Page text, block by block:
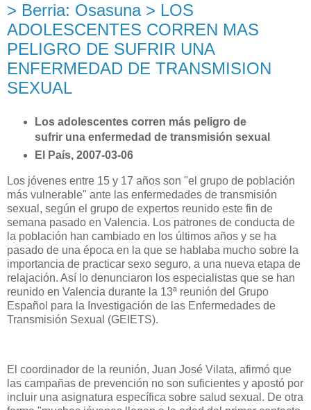
> Berria: Osasuna > LOS
ADOLESCENTES CORREN MAS
PELIGRO DE SUFRIR UNA
ENFERMEDAD DE TRANSMISION
SEXUAL
Los adolescentes corren más peligro de
sufrir una enfermedad de transmisión sexual
El País, 2007-03-06
Los jóvenes entre 15 y 17 años son "el grupo de población
más vulnerable" ante las enfermedades de transmisión
sexual, según el grupo de expertos reunido este fin de
semana pasado en Valencia. Los patrones de conducta de
la población han cambiado en los últimos años y se ha
pasado de una época en la que se hablaba mucho sobre la
importancia de practicar sexo seguro, a una nueva etapa de
relajación. Así lo denunciaron los especialistas que se han
reunido en Valencia durante la 13ª reunión del Grupo
Español para la Investigación de las Enfermedades de
Transmisión Sexual (GEIETS).
El coordinador de la reunión, Juan José Vilata, afirmó que
las campañas de prevención no son suficientes y apostó por
incluir una asignatura específica sobre salud sexual. De otra